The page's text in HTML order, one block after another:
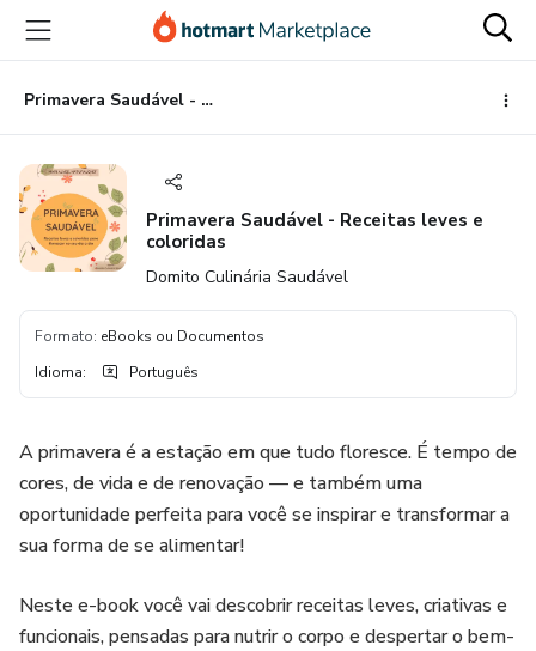
para
conteúdo
principal
para
pagamento
para
rodapé
Primavera Saudável - Receitas leves e coloridas
Primavera Saudável - Receitas leves e
coloridas
Domito Culinária Saudável
Formato: eBooks ou Documentos
Idioma: Português
A primavera é a estação em que tudo floresce. É tempo de
cores, de vida e de renovação — e também uma
oportunidade perfeita para você se inspirar e transformar a
sua forma de se alimentar!
Neste e-book você vai descobrir receitas leves, criativas e
funcionais, pensadas para nutrir o corpo e despertar o bem-